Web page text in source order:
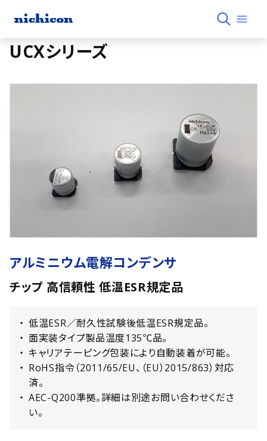
UCXシリーズ
アルミニウム電解コンデンサ
チップ 高信頼性 低温ESR規定品
低温ESR／耐久性試験後低温ESR規定品。
面実装タイプ製品温度135℃品。
キャリアテーピング包装により自動装着が可能。
RoHS指令（2011/65/EU、（EU）2015/863）対応
済。
AEC-Q200準拠。詳細は別途お問い合わせくださ
い。